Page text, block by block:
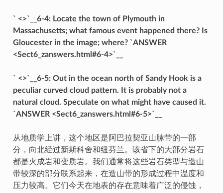
` <>`__6-4: Locate the town of Plymouth in
Massachusetts; what famous event happened there? Is
Gloucester in the image; where? `ANSWER
<Sect6_zanswers.html#6-4>`__
` <>`__6-5: Out in the ocean north of Sandy Hook is a
peculiar curved cloud pattern. It is probably not a
natural cloud. Speculate on what might have caused it.
`ANSWER <Sect6_zanswers.html#6-5>`__
从地质学上讲，这个地区是阿巴拉契亚山脉带的一部
分，向北经过新斯科舍和纽芬兰。该省下的大部分岩石
都是火成岩和变质岩。我们通常将这些岩石类型与造山
带较深的部分联系起来，在造山带的形成过程中温度和
压力较高。它们今天在地表的存在意味着广泛的侵蚀，